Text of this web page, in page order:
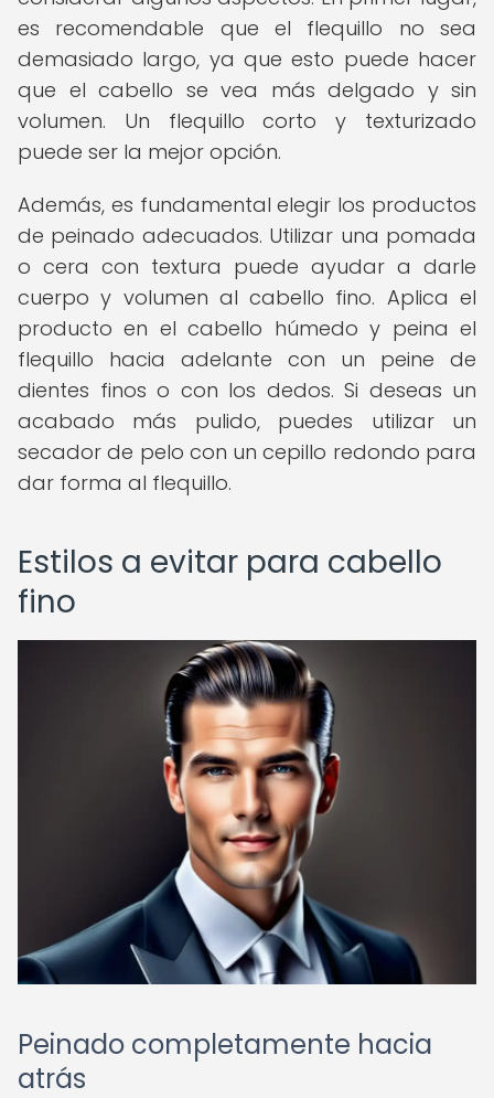
es recomendable que el flequillo no sea
demasiado largo, ya que esto puede hacer
que el cabello se vea más delgado y sin
volumen. Un flequillo corto y texturizado
puede ser la mejor opción.
Además, es fundamental elegir los productos
de peinado adecuados. Utilizar una pomada
o cera con textura puede ayudar a darle
cuerpo y volumen al cabello fino. Aplica el
producto en el cabello húmedo y peina el
flequillo hacia adelante con un peine de
dientes finos o con los dedos. Si deseas un
acabado más pulido, puedes utilizar un
secador de pelo con un cepillo redondo para
dar forma al flequillo.
Estilos a evitar para cabello
fino
Peinado completamente hacia
atrás